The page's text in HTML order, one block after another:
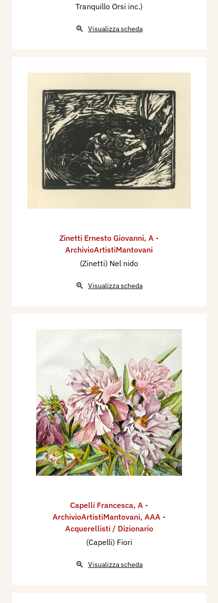
Tranquillo Orsi inc.)
Visualizza scheda
Zinetti Ernesto Giovanni, A -
ArchivioArtistiMantovani
(Zinetti) Nel nido
Visualizza scheda
Capelli Francesca, A -
ArchivioArtistiMantovani, AAA -
Acquerellisti / Dizionario
(Capelli) Fiori
Visualizza scheda